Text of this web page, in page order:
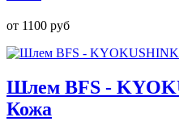
от 1100 руб
Шлем BFS -
Кожа